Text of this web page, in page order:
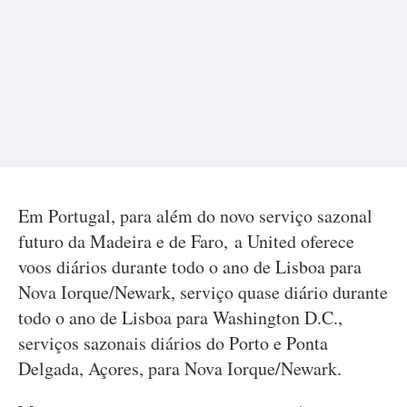
Em Portugal, para além do novo serviço sazonal
futuro da Madeira e de Faro, a United oferece
voos diários durante todo o ano de Lisboa para
Nova Iorque/Newark, serviço quase diário durante
todo o ano de Lisboa para Washington D.C.,
serviços sazonais diários do Porto e Ponta
Delgada, Açores, para Nova Iorque/Newark.